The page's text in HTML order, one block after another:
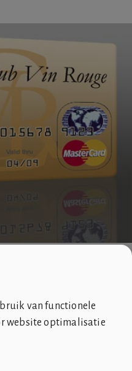
van functionele
website optimalisatie
brengt vele privileges
informatie.